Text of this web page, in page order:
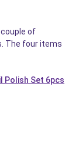
of
The four items
Polish Set 6pcs